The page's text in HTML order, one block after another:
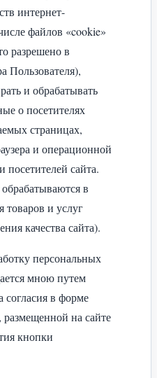
интернет-
файлов «cookie»
разрешено в
Пользователя),
и обрабатывать
о посетителях
страницах,
и операционной
посетителей сайта.
в
товаров и услуг
качества сайта).
персональных
мною путем
согласия в форме
размещенной на сайте
кнопки